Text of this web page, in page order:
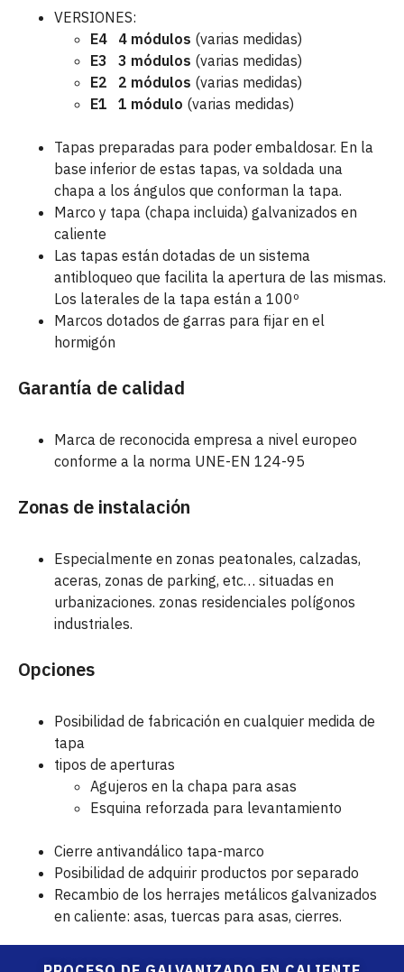
VERSIONES:
E4 4 módulos (varias medidas)
E3 3 módulos (varias medidas)
E2 2 módulos (varias medidas)
E1 1 módulo (varias medidas)
Tapas preparadas para poder embaldosar. En la
base inferior de estas tapas, va soldada una
chapa a los ángulos que conforman la tapa.
Marco y tapa (chapa incluida) galvanizados en
caliente
Las tapas están dotadas de un sistema
antibloqueo que facilita la apertura de las mismas.
Los laterales de la tapa están a 100º
Marcos dotados de garras para fijar en el
hormigón
Garantía de calidad
Marca de reconocida empresa a nivel europeo
conforme a la norma UNE-EN 124-95
Zonas de instalación
Especialmente en zonas peatonales, calzadas,
aceras, zonas de parking, etc… situadas en
urbanizaciones. zonas residenciales polígonos
industriales.
Opciones
Posibilidad de fabricación en cualquier medida de
tapa
tipos de aperturas
Agujeros en la chapa para asas
Esquina reforzada para levantamiento
Cierre antivandálico tapa-marco
Posibilidad de adquirir productos por separado
Recambio de los herrajes metálicos galvanizados
en caliente: asas, tuercas para asas, cierres.